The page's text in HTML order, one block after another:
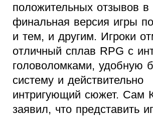
положительных отзывов в
финальная версия игры
и тем, и другим. Игроки
отличный сплав RPG с
головоломками, удобную
систему и действительно
интригующий сюжет. Сам
заявил, что представить